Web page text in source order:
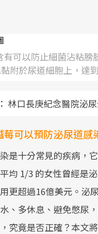
有可以防止細菌沾粘
附於尿道細胞上，達
林口長庚紀念醫院泌
莓可以預防泌尿道感
是十分常見的疾病，
均 1/3 的女性曾經是
更超過16億美元。泌
、多休息、避免憋尿
究竟是否正確？本文